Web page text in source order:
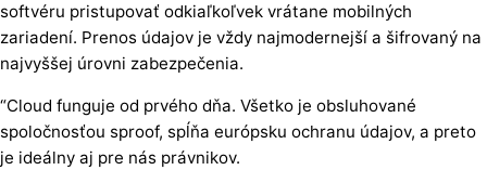
softvéru pristupovať odkiaľkoľvek vrátane mobilných
zariadení. Prenos údajov je vždy najmodernejší a šifrovaný na
najvyššej úrovni zabezpečenia.
“Cloud funguje od prvého dňa. Všetko je obsluhované
spoločnosťou sproof, spĺňa európsku ochranu údajov, a preto
je ideálny aj pre nás právnikov.